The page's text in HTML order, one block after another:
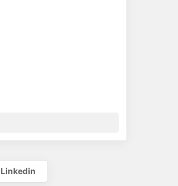
Linkedin